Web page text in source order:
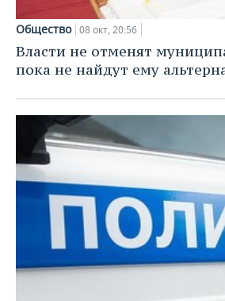
Общество 08 окт, 20:56
Власти не отменят
пока не найдут ему